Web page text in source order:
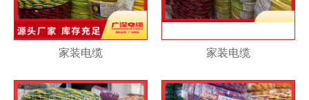
家装电缆 家装电缆